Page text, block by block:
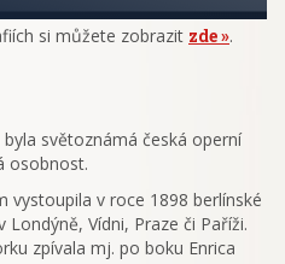
si můžete zobrazit zde .
světoznámá česká operní
osobnost.
vystoupila v roce 1898 berlínské
Vídni, Praze či Paříži.
zpívala mj. po boku Enrica